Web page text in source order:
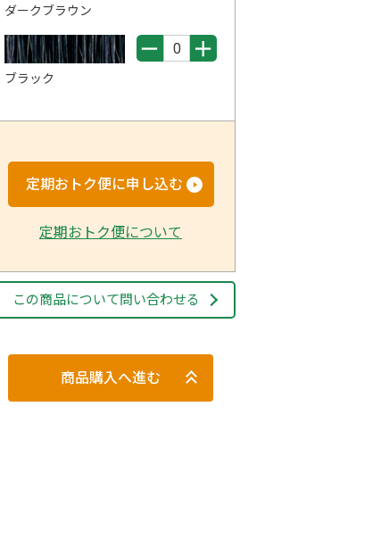
ダークブラウン
ブラック
定期おトク便に申し込む
定期おトク便について
この商品について問い合わせる
商品購入へ進む